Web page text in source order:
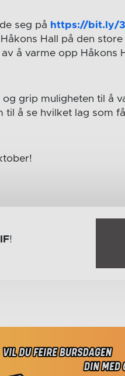
seg på https://bit.ly/
Hall på den store
å varme opp Håkons
og grip muligheten til å
til å se hvilket lag som
!